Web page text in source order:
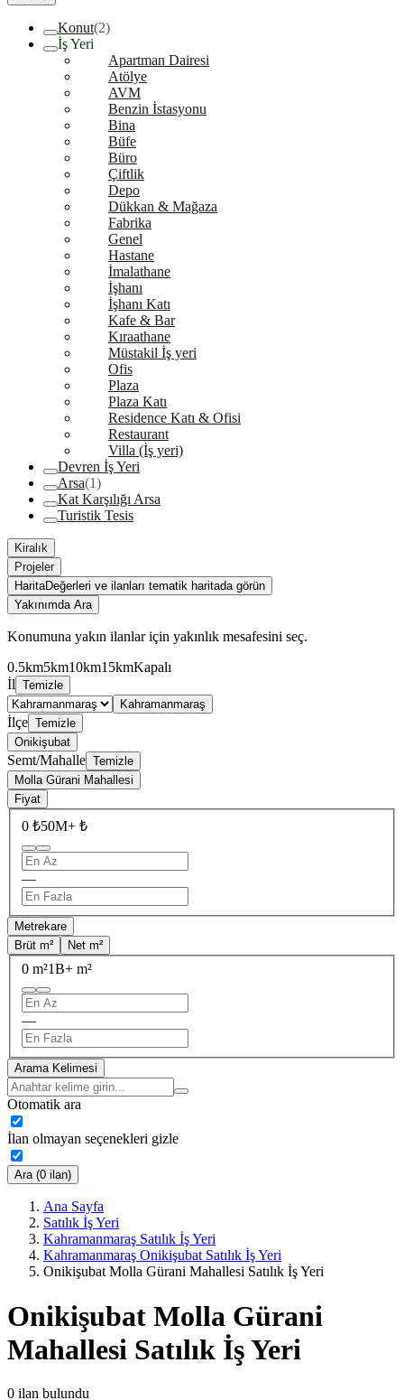
Konut(2)
İş Yeri
Apartman Dairesi
Atölye
AVM
Benzin İstasyonu
Bina
Büfe
Büro
Çiftlik
Depo
Dükkan & Mağaza
Fabrika
Genel
Hastane
İmalathane
İşhanı
İşhanı Katı
Kafe & Bar
Kıraathane
Müstakil İş yeri
Ofis
Plaza
Plaza Katı
Residence Katı & Ofisi
Restaurant
Villa (İş yeri)
Devren İş Yeri
Arsa(1)
Kat Karşılığı Arsa
Turistik Tesis
Kiralık
Projeler
HaritaDeğerleri ve ilanları tematik haritada görün
Yakınımda Ara
Konumuna yakın ilanlar için yakınlık mesafesini seç.
0.5km5km10km15kmKapalı
İl Temizle
Kahramanmaraş
İlçe Temizle
Onikişubat
Semt/Mahalle Temizle
Molla Gürani Mahallesi
Fiyat
0 ₺50M+ ₺
—
Metrekare
Brüt m²
Net m²
0 m²1B+ m²
—
Arama Kelimesi
Otomatik ara
İlan olmayan seçenekleri gizle
Ara (0 ilan)
Ana Sayfa
Satılık İş Yeri
Kahramanmaraş Satılık İş Yeri
Kahramanmaraş Onikişubat Satılık İş Yeri
Onikişubat Molla Gürani Mahallesi Satılık İş Yeri
Onikişubat Molla Gürani
Mahallesi Satılık İş Yeri
0 ilan bulundu